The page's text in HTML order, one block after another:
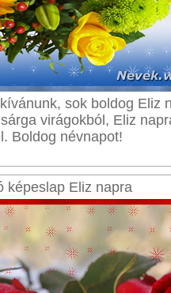
sok boldog Eliz
virágokból, Eliz
Boldog névnapot!
képeslap Eliz napra